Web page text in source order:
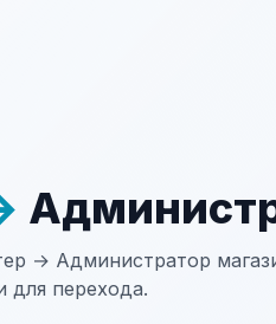
→ Администратор
для перехода.